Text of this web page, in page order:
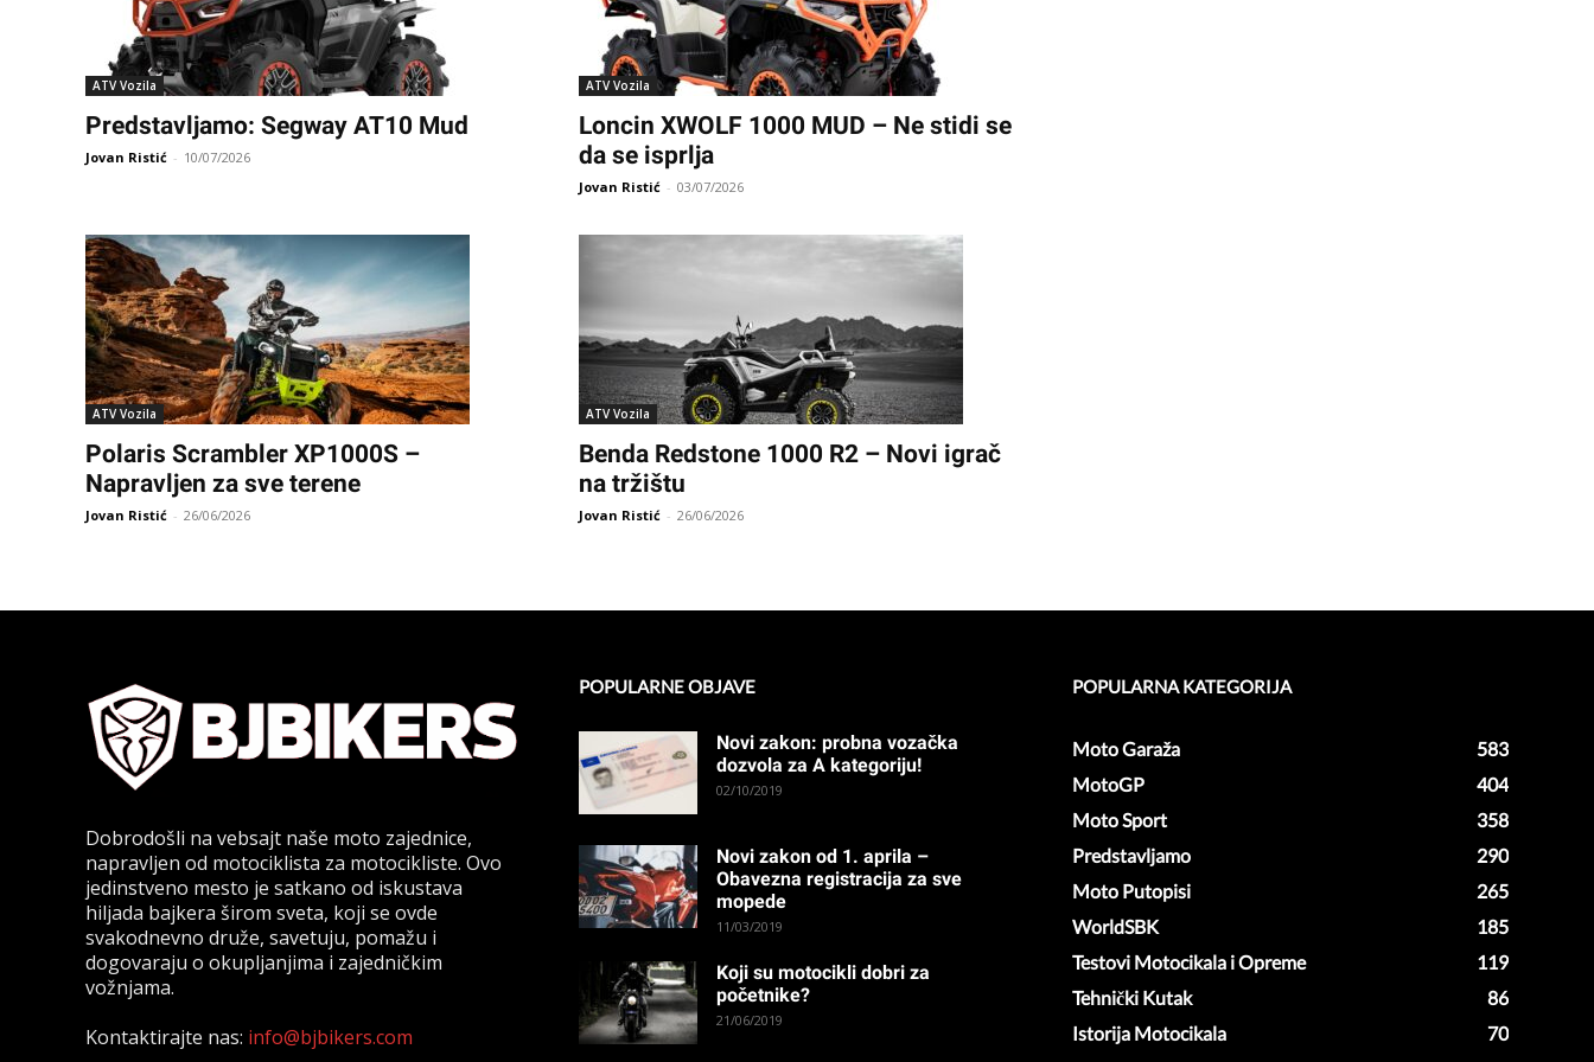
ATV Vozila
Predstavljamo: Segway AT10 Mud
Jovan Ristić - 10/07/2026
ATV Vozila
Loncin XWOLF 1000 MUD – Ne stidi se
da se isprlja
Jovan Ristić - 03/07/2026
ATV Vozila
Polaris Scrambler XP1000S –
Napravljen za sve terene
Jovan Ristić - 26/06/2026
ATV Vozila
Benda Redstone 1000 R2 – Novi igrač
na tržištu
Jovan Ristić - 26/06/2026
Dobrodošli na vebsajt naše moto zajednice,
napravljen od motociklista za motocikliste. Ovo
jedinstveno mesto je satkano od iskustava
hiljada bajkera širom sveta, koji se ovde
svakodnevno druže, savetuju, pomažu i
dogovaraju o okupljanjima i zajedničkim
vožnjama.
Kontaktirajte nas: info@bjbikers.com
POPULARNE OBJAVE
Novi zakon: probna vozačka
dozvola za A kategoriju!
02/10/2019
Novi zakon od 1. aprila –
Obavezna registracija za sve
mopede
11/03/2019
Koji su motocikli dobri za
početnike?
21/06/2019
POPULARNA KATEGORIJA
Moto Garaža
583
MotoGP
404
Moto Sport
358
Predstavljamo
290
Moto Putopisi
265
WorldSBK
185
Testovi Motocikala i Opreme
119
Tehnički Kutak
86
Istorija Motocikala
70